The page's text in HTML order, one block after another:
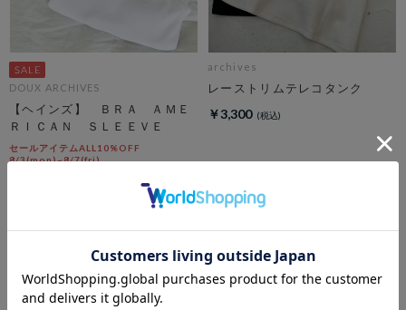
DOUX ARCHIVES
【ヘインズ】 ＢＲＡ ＡＭＥ
ＲＩＣＡＮ ＳＬＥＥＶＥ
セールアイテムALL10%OFF
8/3(mon)~8/7(fri)
archives
レーストリムテレコタンク
￥3,300